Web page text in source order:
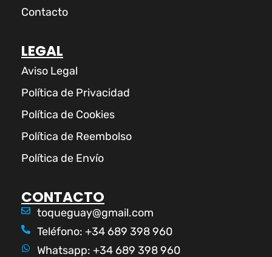
Contacto
LEGAL
Aviso Legal
Política de Privacidad
Política de Cookies
Política de Reembolso
Política de Envío
CONTACTO
toqueguay@gmail.com
Teléfono: +34 689 398 960
Whatsapp: +34 689 398 960